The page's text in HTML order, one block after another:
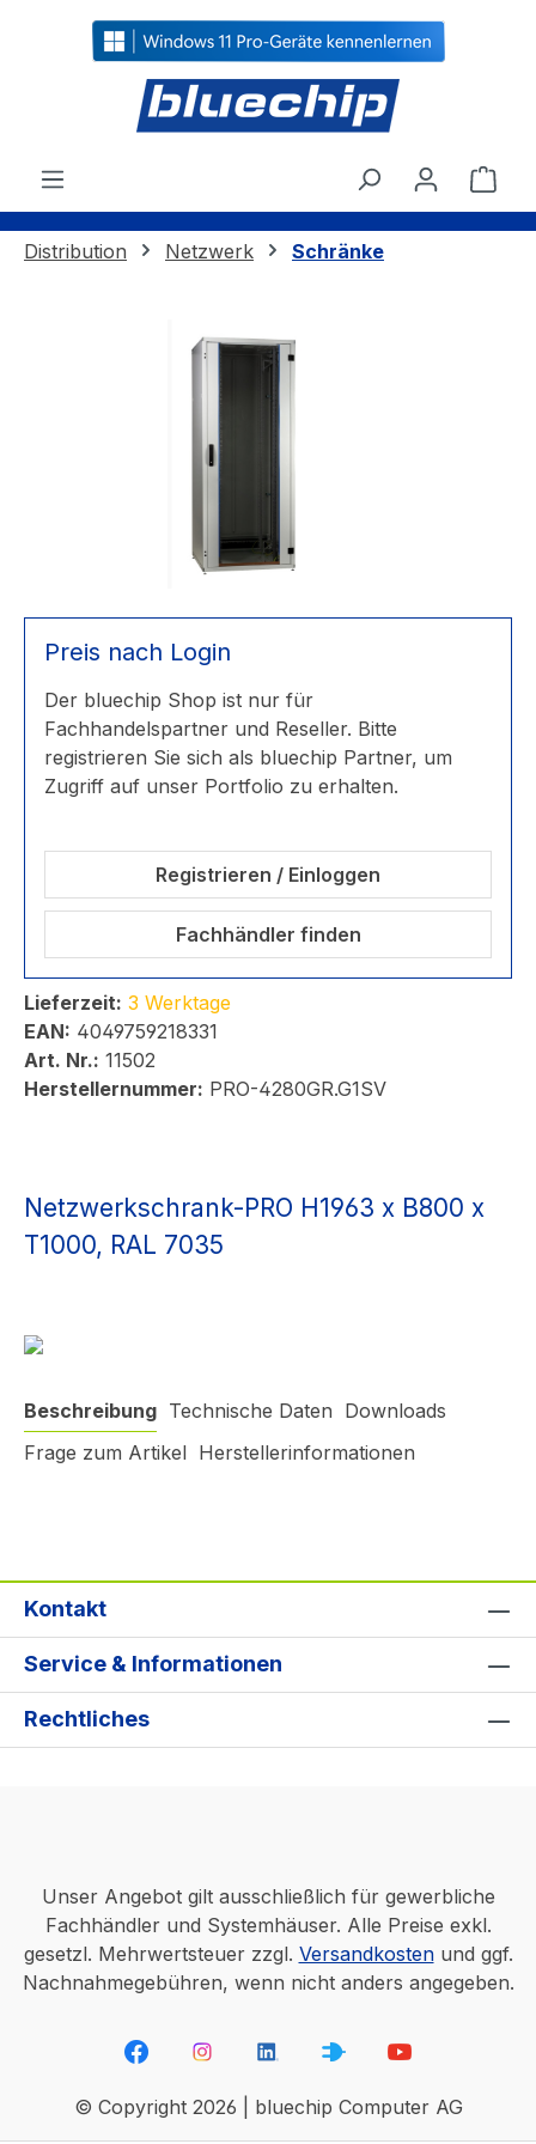
springen
Distribution Netzwerk Schränke
Bildergalerie überspringen
Preis nach Login
Der bluechip Shop ist nur für
Fachhandelspartner und Reseller. Bitte
registrieren Sie sich als bluechip Partner, um
Zugriff auf unser Portfolio zu erhalten.
Registrieren / Einloggen
Fachhändler finden
Lieferzeit: 3 Werktage
EAN: 4049759218331
Art. Nr.: 11502
Herstellernummer: PRO-4280GR.G1SV
Netzwerkschrank-PRO H1963 x B800 x
T1000, RAL 7035
Beschreibung Technische Daten Downloads
Frage zum Artikel Herstellerinformationen
Kontakt
Service & Informationen
Rechtliches
Unser Angebot gilt ausschließlich für gewerbliche
Fachhändler und Systemhäuser. Alle Preise exkl.
gesetzl. Mehrwertsteuer zzgl. Versandkostenund ggf.
Nachnahmegebühren, wenn nicht anders angegeben.
© Copyright 2026 | bluechip Computer AG